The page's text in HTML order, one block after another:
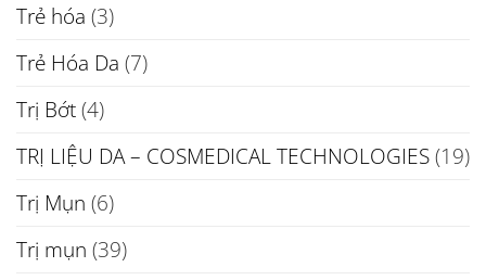
Trẻ hóa (3)
Trẻ Hóa Da (7)
Trị Bớt(4)
TRỊ LIỆU DA – COSMEDICAL TECHNOLOGIES(19)
Trị Mụn (6)
Trị mụn (39)